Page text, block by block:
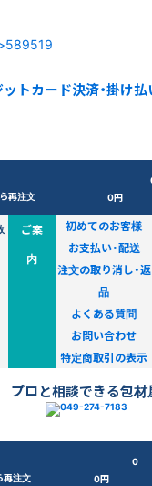
再注文
0円
ご案
内
初めてのお客様
お支払い・配送
注文の取り消し・返
品
よくある質問
お問い合わせ
特定商取引の表示
プロと相談できる包材
再注文
0
0円